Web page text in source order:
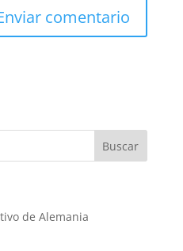
de Alemania